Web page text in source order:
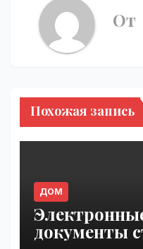
От
Похожая запись
ДОМ
документы